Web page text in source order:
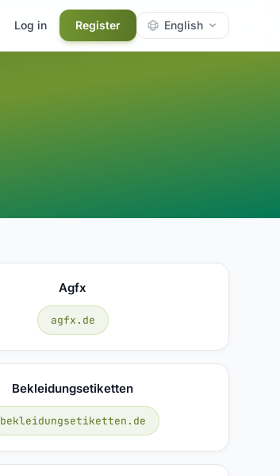
Log in Register English
Agfx
agfx.de
Bekleidungsetiketten
bekleidungsetiketten.de